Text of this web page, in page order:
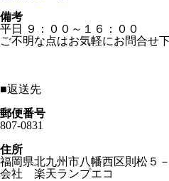
備考
平日 ９：００～１６：００
ご不明な点はお気軽にお問合せ下
■返送先
郵便番号
807-0831
住所
福岡県北九州市八幡西区則松５
会社 楽天ランプエコ